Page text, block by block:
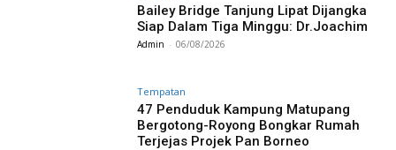
Bailey Bridge Tanjung Lipat Dijangka
Siap Dalam Tiga Minggu: Dr.Joachim
Admin - 06/08/2026
Tempatan
47 Penduduk Kampung Matupang
Bergotong-Royong Bongkar Rumah
Terjejas Projek Pan Borneo